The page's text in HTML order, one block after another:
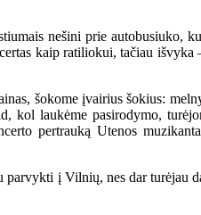
nešini prie autobusiuko,
kaip ratiliokui, tačiau
šokome įvairius šokius:
laukėme pasirodymo,
pertrauką Utenos
į Vilnių, nes dar